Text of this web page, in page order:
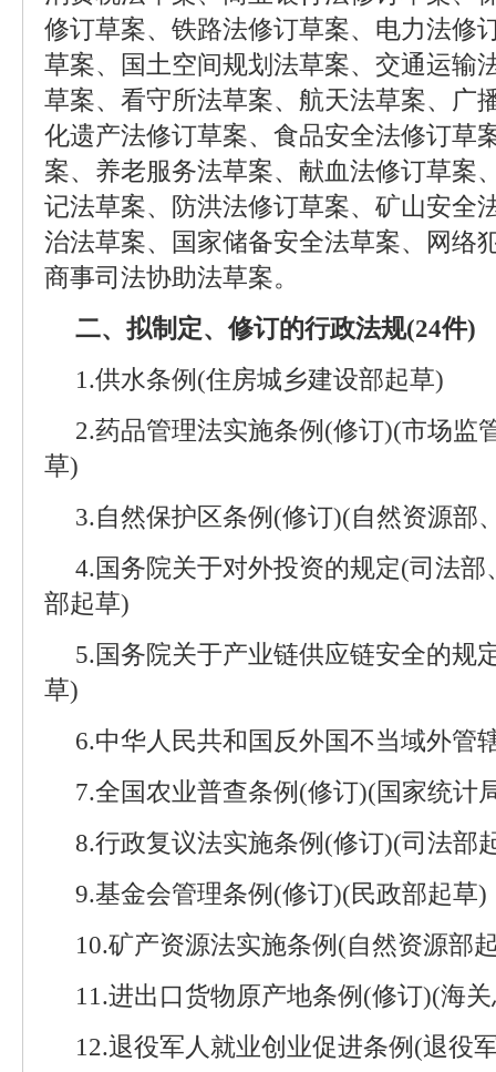
修订草案、铁路法修订草案、电力法修
草案、国土空间规划法草案、交通运输
草案、看守所法草案、航天法草案、广
化遗产法修订草案、食品安全法修订草
案、养老服务法草案、献血法修订草案
记法草案、防洪法修订草案、矿山安全
治法草案、国家储备安全法草案、网络
商事司法协助法草案。
二、拟制定、修订的行政法规(24件)
1.供水条例(住房城乡建设部起草)
2.药品管理法实施条例(修订)(市场监
草)
3.自然保护区条例(修订)(自然资源部
4.国务院关于对外投资的规定(司法
部起草)
5.国务院关于产业链供应链安全的规
草)
6.中华人民共和国反外国不当域外管
7.全国农业普查条例(修订)(国家统计
8.行政复议法实施条例(修订)(司法部
9.基金会管理条例(修订)(民政部起草)
10.矿产资源法实施条例(自然资源部
11.进出口货物原产地条例(修订)(海
12.退役军人就业创业促进条例(退役